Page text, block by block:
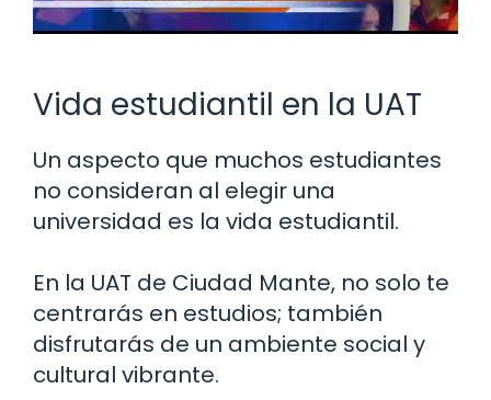
Vida estudiantil en la UAT
Un aspecto que muchos estudiantes
no consideran al elegir una
universidad es la vida estudiantil.
En la UAT de Ciudad Mante, no solo te
centrarás en estudios; también
disfrutarás de un ambiente social y
cultural vibrante.